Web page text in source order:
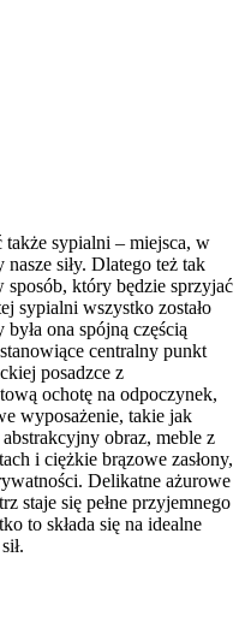
sypialni – miejsca, w
siły. Dlatego też tak
sposób, który będzie sprzyjać
sypialni wszystko zostało
ona spójną częścią
centralny punkt
posadzce z
ochotę na odpoczynek,
wyposażenie, takie jak
obraz, meble z
i ciężkie brązowe zasłony,
Delikatne ażurowe
staje się pełne przyjemnego
to składa się na idealne